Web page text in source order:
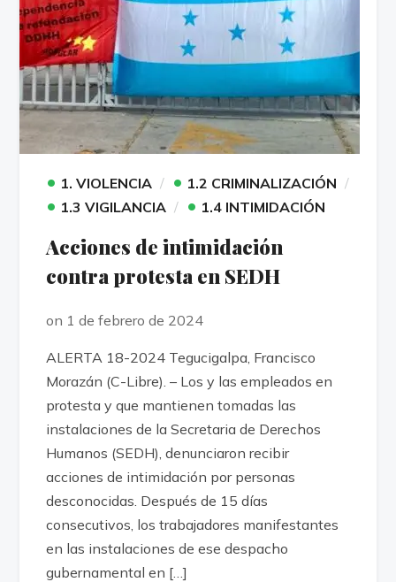
• 1. VIOLENCIA • 1.2 CRIMINALIZACIÓN
• 1.3 VIGILANCIA • 1.4 INTIMIDACIÓN
Acciones de intimidación
contra protesta en SEDH
on 1 de febrero de 2024
ALERTA 18-2024 Tegucigalpa, Francisco
Morazán (C-Libre). – Los y las empleados en
protesta y que mantienen tomadas las
instalaciones de la Secretaria de Derechos
Humanos (SEDH), denunciaron recibir
acciones de intimidación por personas
desconocidas. Después de 15 días
consecutivos, los trabajadores manifestantes
en las instalaciones de ese despacho
gubernamental en […]